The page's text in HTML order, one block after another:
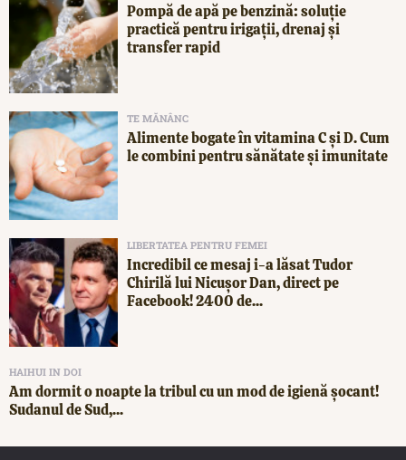
Pompă de apă pe benzină: soluție
practică pentru irigații, drenaj și
transfer rapid
TE MĂNÂNC
Alimente bogate în vitamina C și D. Cum
le combini pentru sănătate și imunitate
LIBERTATEA PENTRU FEMEI
Incredibil ce mesaj i-a lăsat Tudor
Chirilă lui Nicușor Dan, direct pe
Facebook! 2400 de...
HAIHUI IN DOI
Am dormit o noapte la tribul cu un mod de igienă șocant!
Sudanul de Sud,...